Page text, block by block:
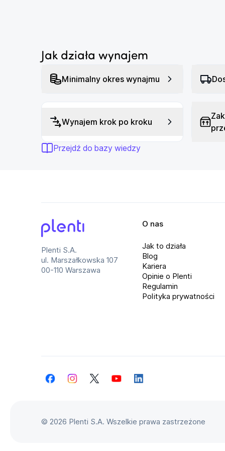
-Rozdzielczość filmów: 4K (3840 x 2160)
-Stabilizator: 3-osiowy
-Przewidywany czas lotu do [min]: 46
-Zasięg [m]: 32000
Jak działa wynajem
Minimalny okres wynajmu
Wynajem krok po kroku
Przejdź do bazy wiedzy
Plenti S.A.
ul. Marszałkowska 107
00-110 Warszawa
O nas
Jak to działa
Blog
Kariera
Opinie o Plenti
Regulamin
Polityka prywatności
FacebookInstagramTwitterYouTubeLinkedIn
© 2026 Plenti S.A. Wszelkie prawa zastrzeżone